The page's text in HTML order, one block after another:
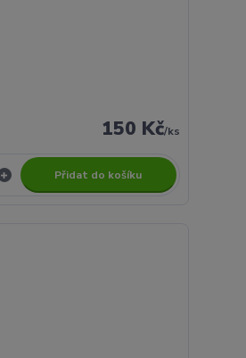
150 Kč/ks
Přidat do košíku